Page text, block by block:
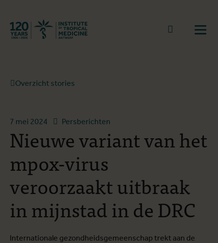
Terug naar start
Naar
Overzicht stories
7 mei 2024 Persberichten
Nieuwe variant van het
mpox-virus
veroorzaakt uitbraak
in mijnstad in de DRC
Internationale gezondheidsgemeenschap trekt aan de